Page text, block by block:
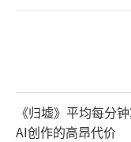
《归墟》平均每分
AI创作的高昂代价